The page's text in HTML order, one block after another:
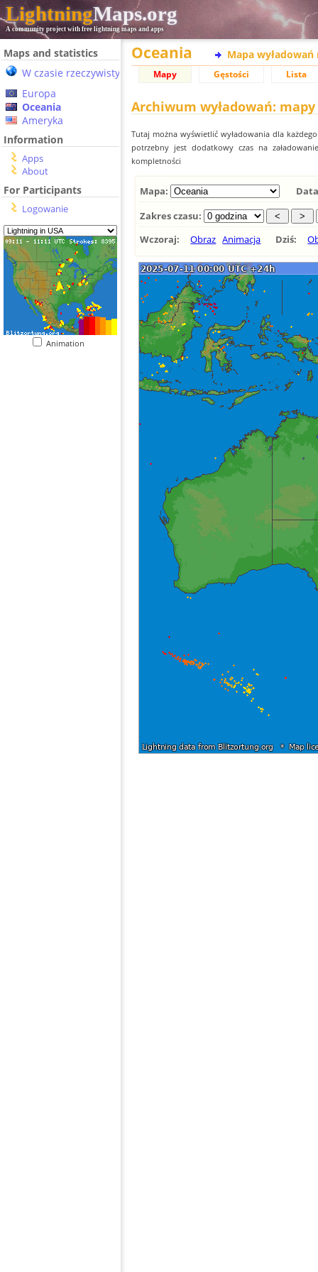
LightningMaps.org
A community project with free lightning maps and apps
Maps and statistics
W czasie rzeczywistym
Europa
Oceania
Ameryka
Information
Apps
About
For Participants
Logowanie
Animation
Oceania Mapa wyładowań
Mapy Gęstości Lista
Archiwum wyładowań:
Tutaj można wyświetlić wyładowania dla
potrzebny jest dodatkowy czas na
kompletności
Mapa:
Zakres czasu:
Wczoraj:
Obraz Animacja Dziś: